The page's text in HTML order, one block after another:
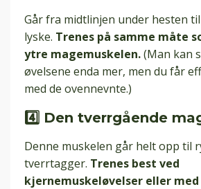
Går fra midtlinjen under hesten
lyske. Trenes på samme måte
ytre magemuskelen.(Man kan
øvelsene enda mer, men du får
med de ovennevnte.)
4️⃣ Den tverrgående
Denne muskelen går helt opp til
tverrtagger. Trenes best ved
kjernemuskeløvelser eller med